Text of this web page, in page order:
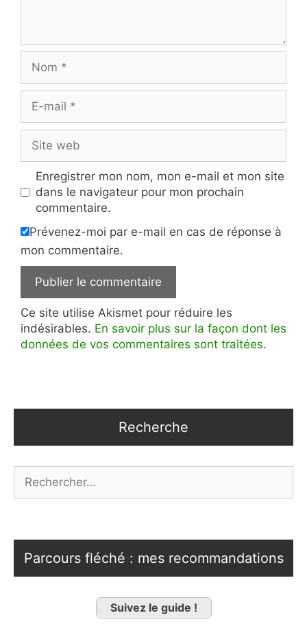
mail
web
Enregistrer mon nom, mon e-mail et mon site
dans le navigateur pour mon prochain
commentaire.
Prévenez-moi par e-mail en cas de réponse à
mon commentaire.
Ce site utilise Akismet pour réduire les
indésirables. En savoir plus sur la façon dont les
données de vos commentaires sont traitées.
Recherche
Parcours fléché : mes recommandations
Suivez le guide !